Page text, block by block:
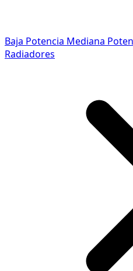
Baja Potencia Mediana
Radiadores